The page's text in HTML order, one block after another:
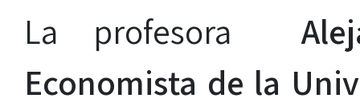
La profesora
Economista de la